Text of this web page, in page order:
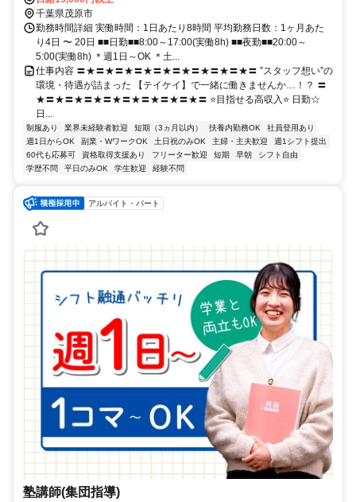
千葉県茂原市
勤務時間詳細 実働時間：1日あたり8時間 平均勤務日数：1ヶ月あた
り4日 〜 20日 ■■日勤■■8:00～17:00(実働8h) ■■夜勤■■20:00～
5:00(実働8h) ＊週1日～OK ＊土...
仕事内容 〓★〓★〓★〓★〓★〓★〓★〓★〓★〓 ”スタッフ想い”の
環境・待遇が詰まった 【テイケイ】で一緒に働きませんか…！？ 〓
★〓★〓★〓★〓★〓★〓★〓★〓★〓 ⭐目指せる高収入⭐ 日勤☆
日...
制服あり 業界未経験者歓迎 短期（3ヵ月以内） 扶養内勤務OK
社員登用あり
週1日からOK
副業・WワークOK 土日祝のみOK 主婦・主夫歓迎
週1シフト提出
60代も応募可
資格取得支援あり フリーター歓迎 短期 早朝
シフト自由
学歴不問
平日のみOK 学生歓迎 経験不問
アルバイト・パート
塾講師(集団指導)